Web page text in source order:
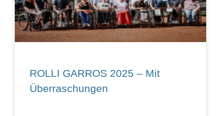
ROLLI GARROS 2025 – Mit
Überraschungen